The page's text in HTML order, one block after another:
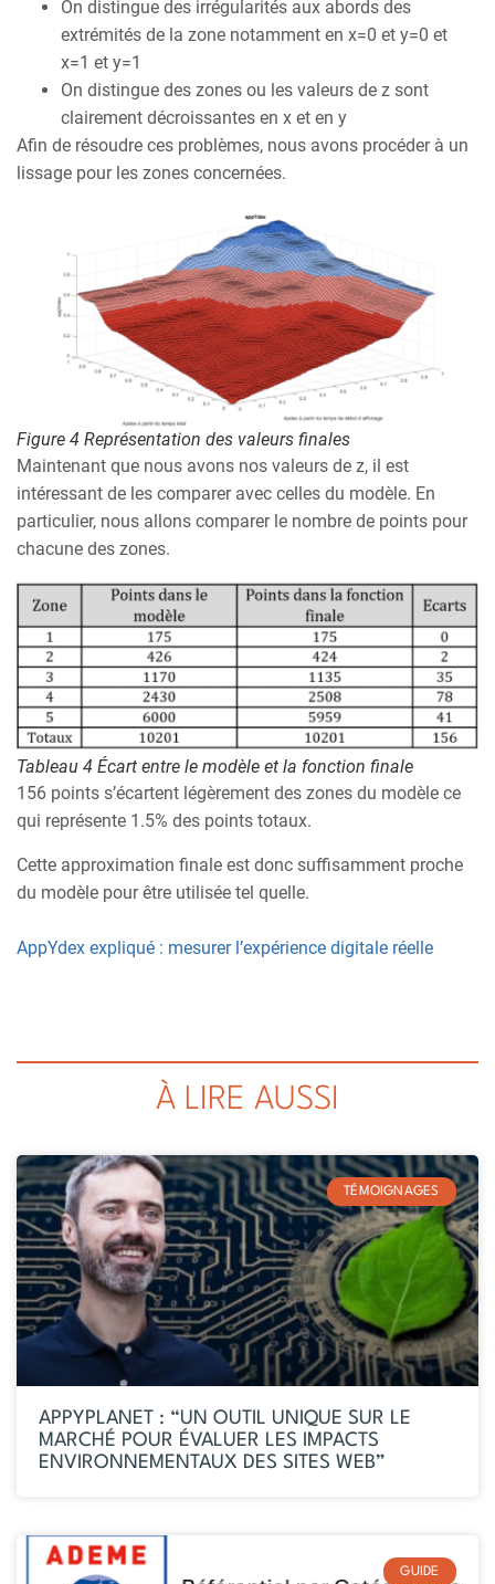
On distingue des irrégularités aux abords des
extrémités de la zone notamment en x=0 et y=0 et
x=1 et y=1
On distingue des zones ou les valeurs de z sont
clairement décroissantes en x et en y
Afin de résoudre ces problèmes, nous avons procéder à un
lissage pour les zones concernées.
Figure 4 Représentation des valeurs finales
Maintenant que nous avons nos valeurs de z, il est
intéressant de les comparer avec celles du modèle. En
particulier, nous allons comparer le nombre de points pour
chacune des zones.
Tableau 4 Écart entre le modèle et la fonction finale
156 points s’écartent légèrement des zones du modèle ce
qui représente 1.5% des points totaux.
Cette approximation finale est donc suffisamment proche
du modèle pour être utilisée tel quelle.
AppYdex expliqué : mesurer l’expérience digitale réelle
À LIRE AUSSI
TÉMOIGNAGES
APPYPLANET : “UN OUTIL UNIQUE SUR LE
MARCHÉ POUR ÉVALUER LES IMPACTS
ENVIRONNEMENTAUX DES SITES WEB”
GUIDE